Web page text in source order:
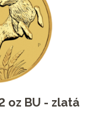
oz BU - zlatá